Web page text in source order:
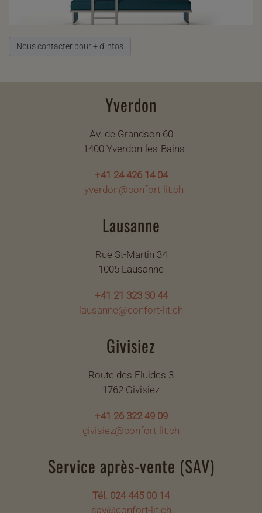
Nous contacter pour + d'infos
Yverdon
Av. de Grandson 60
1400 Yverdon-les-Bains
+41 24 426 14 04
yverdon@confort-lit.ch
Lausanne
Rue St-Martin 34
1005 Lausanne
+41 21 323 30 44
lausanne@confort-lit.ch
Givisiez
Route des Fluides 3
1762 Givisiez
+41 26 322 49 09
givisiez@confort-lit.ch
Service après-vente (SAV)
Tél. 024 445 00 14
sav@confort-lit.ch